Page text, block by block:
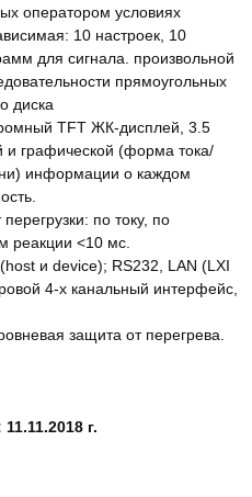
оператором условиях
10 настроек, 10
для сигнала. произвольной
прямоугольных
диска
TFT ЖК-дисплей, 3.5
графической (форма тока/
информации о каждом
по току, по
реакции <10 мс.
и device); RS232, LAN (LXI
4-х канальный интерфейс,
защита от перегрева.
г.